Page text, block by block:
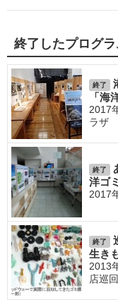
終了したプログ
終了
「海
2017
ラザ
終了
洋ゴ
2017
終了
生き
2013
店巡